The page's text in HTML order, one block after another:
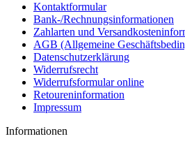
Kontaktformular
Bank-/Rechnungsinformationen
Zahlarten und
AGB (Allgemeine
Datenschutzerklärung
Widerrufsrecht
Widerrufsformular online
Retoureninformation
Impressum
Informationen